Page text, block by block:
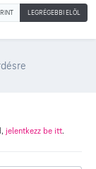
LEGRÉGEBBI ELÖL
jelentkezz be itt.